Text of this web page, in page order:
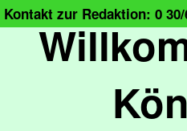
Kontakt zur Redaktion: 0 30/